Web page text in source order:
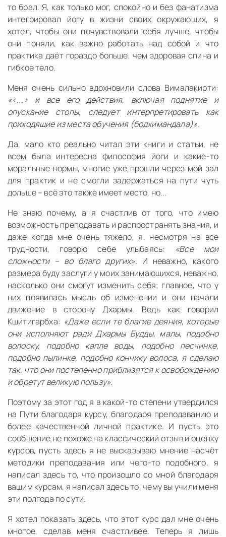
то брал. Я, как только мог, спокойно и без фанатизма
интегрировал йогу в жизни своих окружающих, я
хотел, чтобы они почувствовали себя лучше, чтобы
они поняли, как важно работать над собой и что
практика даёт гораздо больше, чем здоровая спина и
гибкое тело.
Меня очень сильно вдохновили слова Вималакирти:
«<...> и все его действия, включая поднятие и
опускание стопы, следует интерпретировать как
приходящие из места обучения (бодхимандала)».
Да, мало кто реально читал эти книги и статьи, не
всем была интересна философия йоги и какие-то
моральные нормы, многие уже прошли через мой зал
для практик и не смогли задержаться на пути чуть
дольше – всё это также имеет место, но...
Не знаю почему, а я счастлив от того, что имею
возможность преподавать и распространять знания, и
даже когда мне очень тяжело, я, несмотря на все
трудности, говорю себе улыбаясь: «Все мои
сложности – во благо других». И неважно, какого
размера буду заслуги у моих занимающихся, неважно,
насколько они смогут изменить себя; главное, что у
них появилась мысль об изменении и они начали
движение в сторону Дхармы. Ведь как говорил
Кшитигарбха: «Даже если те благие деяния, которые
они исполняют ради Дхармы Будды, малы, подобно
волоску, подобно капле воды, подобно песчинке,
подобно пылинке, подобно кончику волоса, я сделаю
так, что они постепенно приблизятся к освобождению
и обретут великую пользу».
Поэтому за этот год я в какой-то степени утвердился
на Пути благодаря курсу, благодаря преподаванию и
более качественной личной практике. И пусть это
сообщение не похоже на классический отзыв и оценку
курсов, пусть здесь я не высказываю мнение насчёт
методики преподавания или чего-то подобного, я
написал здесь то, что произошло со мной благодаря
вашим курсам, я написал здесь то, чему вы учили меня
эти полгода по сути.
Я хотел показать здесь, что этот курс дал мне очень
многое, сделав меня счастливее. Теперь я лишь